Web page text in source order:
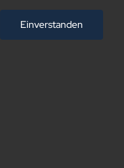
by
Einverstanden